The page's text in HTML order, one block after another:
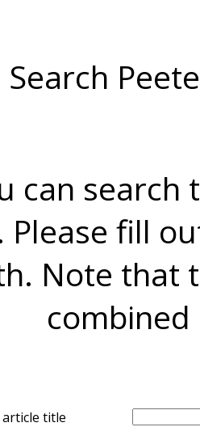
Search
can search
Please fill
Note that
combined
article title